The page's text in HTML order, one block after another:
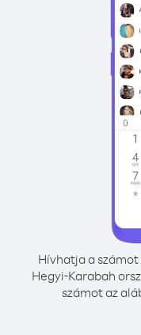
Hívhatja a
Hegyi-Karabah
számot az